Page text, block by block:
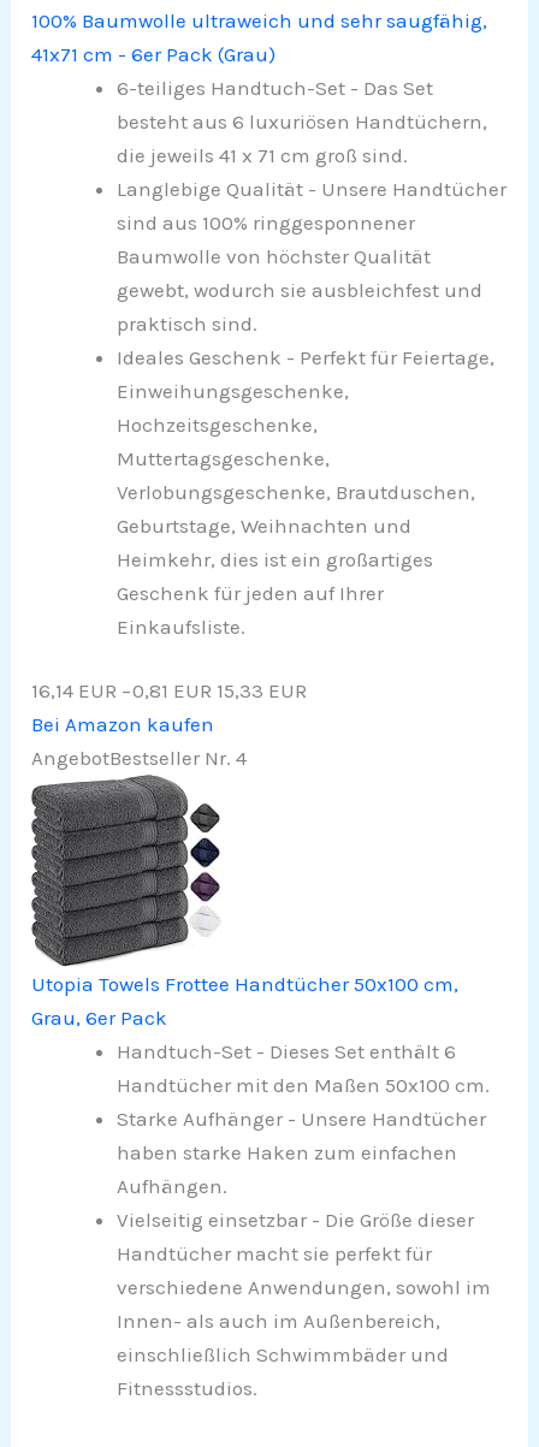
100% Baumwolle ultraweich und sehr saugfähig,
41x71 cm - 6er Pack (Grau)
6-teiliges Handtuch-Set - Das Set
besteht aus 6 luxuriösen Handtüchern,
die jeweils 41 x 71 cm groß sind.
Langlebige Qualität - Unsere Handtücher
sind aus 100% ringgesponnener
Baumwolle von höchster Qualität
gewebt, wodurch sie ausbleichfest und
praktisch sind.
Ideales Geschenk - Perfekt für Feiertage,
Einweihungsgeschenke,
Hochzeitsgeschenke,
Muttertagsgeschenke,
Verlobungsgeschenke, Brautduschen,
Geburtstage, Weihnachten und
Heimkehr, dies ist ein großartiges
Geschenk für jeden auf Ihrer
Einkaufsliste.
16,14 EUR −0,81 EUR 15,33 EUR
Bei Amazon kaufen
AngebotBestseller Nr. 4
Utopia Towels Frottee Handtücher 50x100 cm,
Grau, 6er Pack
Handtuch-Set - Dieses Set enthält 6
Handtücher mit den Maßen 50x100 cm.
Starke Aufhänger - Unsere Handtücher
haben starke Haken zum einfachen
Aufhängen.
Vielseitig einsetzbar - Die Größe dieser
Handtücher macht sie perfekt für
verschiedene Anwendungen, sowohl im
Innen- als auch im Außenbereich,
einschließlich Schwimmbäder und
Fitnessstudios.